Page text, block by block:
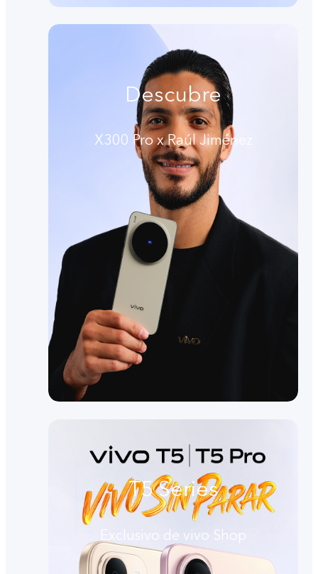
Descubre
X300 Pro x Raúl Jiménez
T5 Series
Exclusivo de vivo Shop